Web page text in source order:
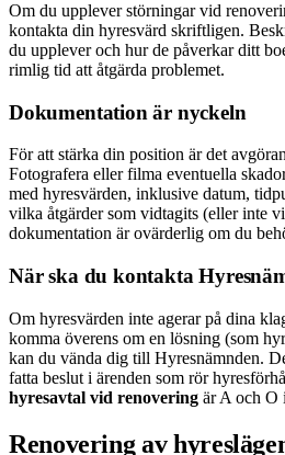
Om du upplever störningar vid
kontakta din hyresvärd skriftligen.
du upplever och hur de påverkar ditt
rimlig tid att åtgärda problemet.
Dokumentation är nyckeln
För att stärka din position är det
Fotografera eller filma eventuella
med hyresvärden, inklusive datum,
vilka åtgärder som vidtagits (eller inte
dokumentation är ovärderlig om du
När ska du kontakta
Om hyresvärden inte agerar på dina
komma överens om en lösning (som
kan du vända dig till Hyresnämnden.
fatta beslut i ärenden som rör
hyresavtal vid renovering är A och O
Renovering av